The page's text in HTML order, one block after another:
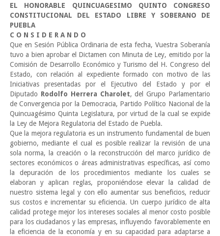
EL HONORABLE QUINCUAGESIMO QUINTO CONGRESO
CONSTITUCIONAL DEL ESTADO LIBRE Y SOBERANO DE
PUEBLA
C O N S I D E R A N D O
Que en Sesión Pública Ordinaria de esta fecha, Vuestra Soberanía
tuvo a bien aprobar el Dictamen con Minuta de Ley, emitido por la
Comisión de Desarrollo Económico y Turismo del H. Congreso del
Estado, con relación al expediente formado con motivo de las
Iniciativas presentadas por el Ejecutivo del Estado y por el
Diputado Rodolfo Herrera Charolet, del Grupo Parlamentario
de Convergencia por la Democracia, Partido Político Nacional de la
Quincuagésimo Quinta Legislatura, por virtud de la cual se expide
la Ley de Mejora Regulatoria del Estado de Puebla.
Que la mejora regulatoria es un instrumento fundamental de buen
gobierno, mediante el cual es posible realizar la revisión de una
sola norma, la creación o la reconstrucción del marco jurídico de
sectores económicos o áreas administrativas específicas, así como
la depuración de los procedimientos mediante los cuales se
elaboran y aplican reglas, proponiéndose elevar la calidad de
nuestro sistema legal y con ello aumentar sus beneficios, reducir
sus costos e incrementar su eficiencia. Un cuerpo jurídico de alta
calidad protege mejor los intereses sociales al menor costo posible
para los ciudadanos y las empresas, influyendo favorablemente en
la eficiencia de la economía y en su capacidad para adaptarse a